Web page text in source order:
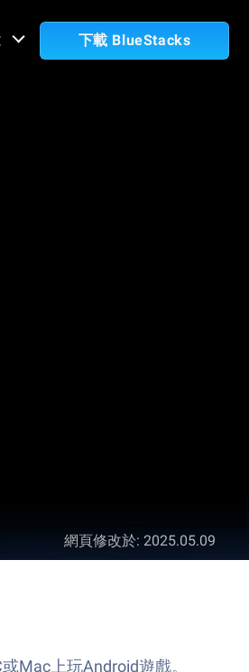
下載 BlueStacks
網頁修改於: 2025.05.09
Mac上玩Android遊戲。